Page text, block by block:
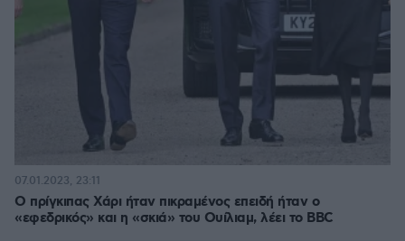
O πρίγκιπας Χάρι ήταν πικραμένος επειδή ήταν ο
«εφεδρικός» και η «σκιά» του Ουίλιαμ, λέει το BBC
07.01.2023, 23:11